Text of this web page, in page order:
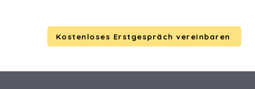
Kostenloses Erstgespräch vereinbaren